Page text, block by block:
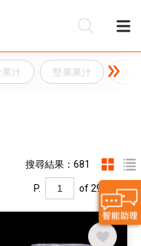
果汁 堅果果汁
搜尋結果：681
P. of 29